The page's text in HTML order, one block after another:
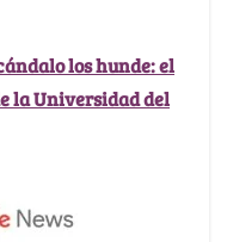
los hunde: el
la Universidad del